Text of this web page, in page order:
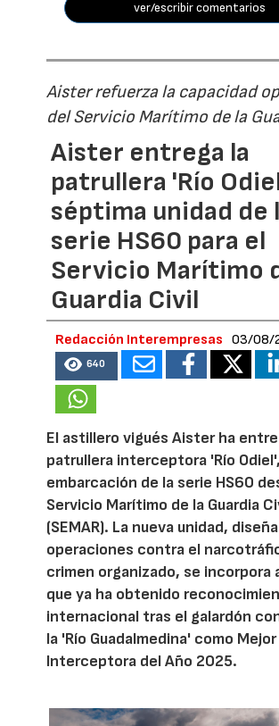
ver/escribir comentarios
Aister refuerza la capacidad
del Servicio Marítimo de la
Aister entrega la
patrullera 'Río
séptima unidad de
serie HS60 para el
Servicio Marítimo
Guardia Civil
Redacción Interempresas 03/08/
640
El astillero vigués Aister ha
patrullera interceptora 'Río
embarcación de la serie HS60
Servicio Marítimo de la Guardia
(SEMAR). La nueva unidad,
operaciones contra el
crimen organizado, se incorpora
que ya ha obtenido
internacional tras el galardón
la 'Río Guadalmedina' como Mejor
Interceptora del Año 2025.